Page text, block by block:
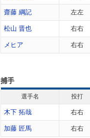
齋藤 綱記 左左
松山 晋也 右右
メヒア 右右
捕手
選手名 投打
木下 拓哉 右右
加藤 匠馬 右右